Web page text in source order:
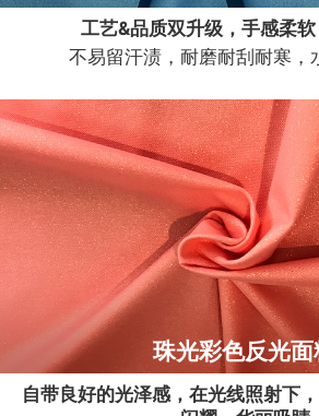
工艺&品质双升级，手感柔
不易留汗渍，耐磨耐刮耐寒，
珠光彩色反光面
自带良好的光泽感，在光线照射下